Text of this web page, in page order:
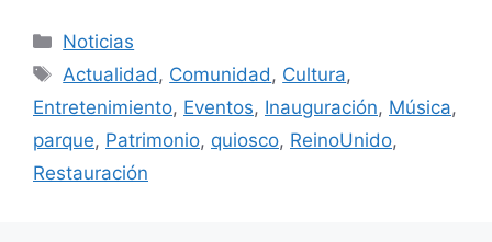
Categorías
Noticias
Etiquetas
Actualidad, Comunidad, Cultura,
Entretenimiento, Eventos, Inauguración, Música,
parque, Patrimonio, quiosco, ReinoUnido,
Restauración